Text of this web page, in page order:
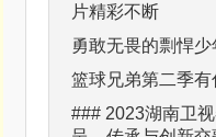
片精彩不断
勇敢无畏的剽悍少
篮球兄弟第二季有
### 2023湖南卫